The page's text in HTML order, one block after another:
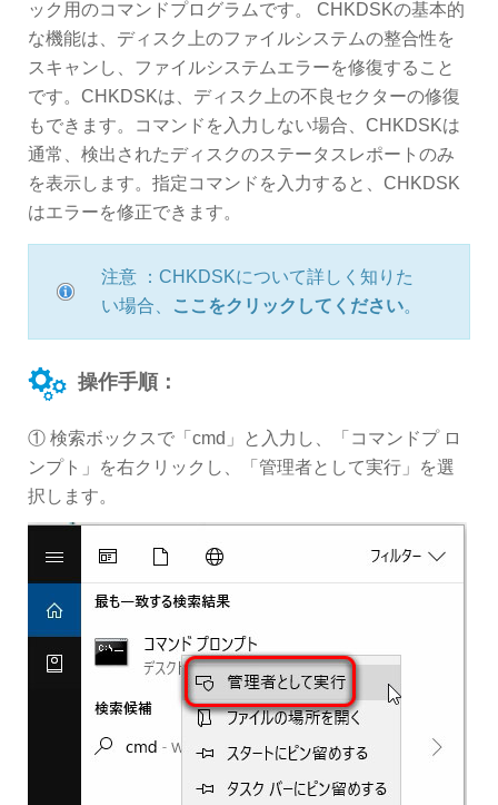
ック用のコマンドプログラムです。 CHKDSKの基本的
な機能は、ディスク上のファイルシステムの整合性を
スキャンし、ファイルシステムエラーを修復すること
です。CHKDSKは、ディスク上の不良セクターの修復
もできます。コマンドを入力しない場合、CHKDSKは
通常、検出されたディスクのステータスレポートのみ
を表示します。指定コマンドを入力すると、CHKDSK
はエラーを修正できます。
注意 ：CHKDSKについて詳しく知りた
い場合、
ここをクリックしてください。
操作手順：
① 検索ボックスで「cmd」と入力し、「コマンドプ ロ
ンプト」を右クリックし、「管理者として実行」を選
択します。